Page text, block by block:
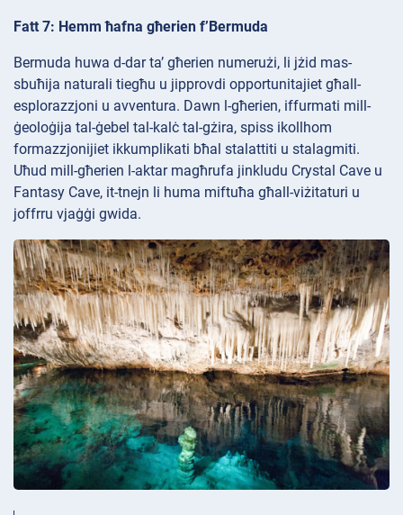
Fatt 7: Hemm ħafna għerien f’Bermuda
Bermuda huwa d-dar ta’ għerien numerużi, li jżid mas-
sbuħija naturali tiegħu u jipprovdi opportunitajiet għall-
esplorazzjoni u avventura. Dawn l-għerien, iffurmati mill-
ġeoloġija tal-ġebel tal-kalċ tal-gżira, spiss ikollhom
formazzjonijiet ikkumplikati bħal stalattiti u stalagmiti.
Uħud mill-għerien l-aktar magħrufa jinkludu Crystal Cave u
Fantasy Cave, it-tnejn li huma miftuħa għall-viżitaturi u
joffrru vjaġġi gwida.